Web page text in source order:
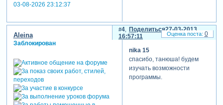
смотрим,что
получилось!
Зарегистрируйтесь,
чтобы увидеть
ссылки
Зарегистрируйтесь,
чтобы увидеть
03-08-2026 23:12:37
Поделиться
4
27-03-2013
16:57:11
Aleina
Заблокирован
nika 15
спасибо, танюша! будем
изучать возможности
программы.
0